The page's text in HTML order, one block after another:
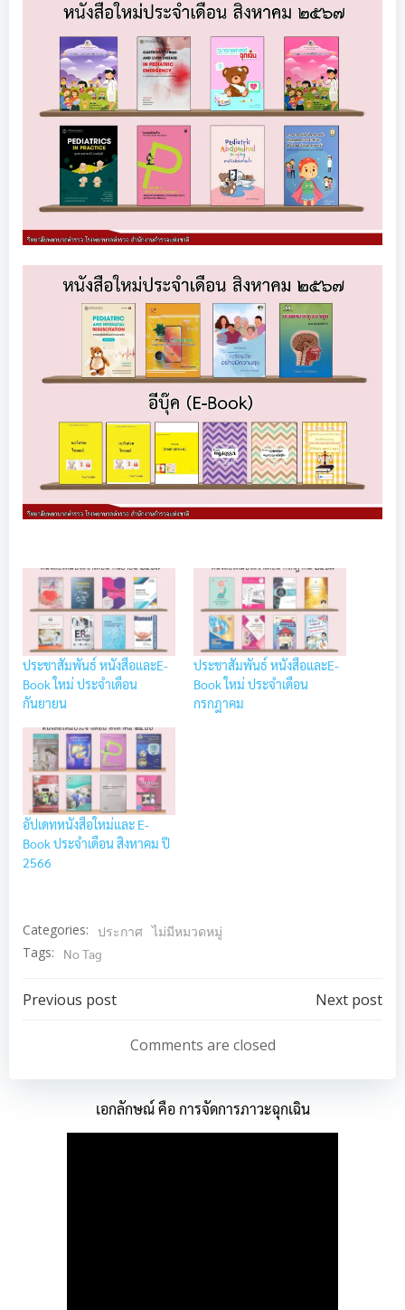
ประชาสัมพันธ์ หนังสือและE-
Book ใหม่ ประจำเดือน
กันยายน
ประชาสัมพันธ์ หนังสือและE-
Book ใหม่ ประจำเดือน
กรกฎาคม
อัปเดทหนังสือใหม่และ E-
Book ประจำเดือน สิงหาคม ปี
2566
Categories: ประกาศ ไม่มีหมวดหมู่
Tags:
No Tag
Post
navigation
Previous post
navigation
Next post
Comments are closed
เอกลักษณ์ คือ การจัดการภาวะฉุกเฉิน